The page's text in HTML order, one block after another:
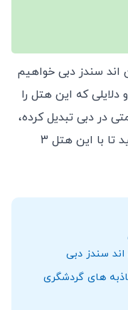
اند سندز دبی خواهیم
که این هتل را
در دبی تبدیل کرده،
خواهیم پرداخت. پس با ما همراه باشید تا با این هتل 3
سندز دبی
های گردشگری